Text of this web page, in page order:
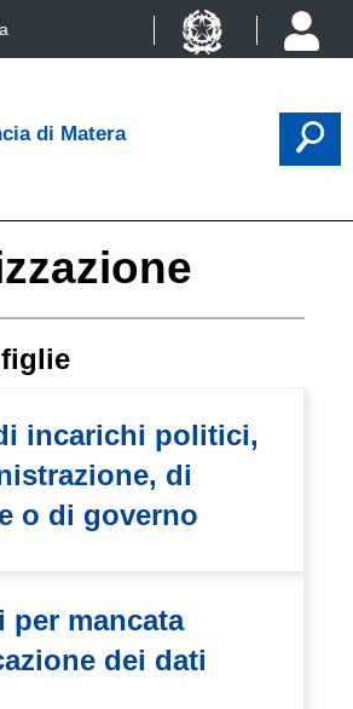
di Matera
incarichi politici,
di
o di governo
per mancata
dei dati